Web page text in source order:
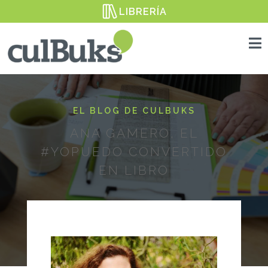
LIBRERÍA

EL BLOG DE CULBUKS
ANA GAMERO, EL
#YOPUEDO CONVERTIDO
EN LIBRO